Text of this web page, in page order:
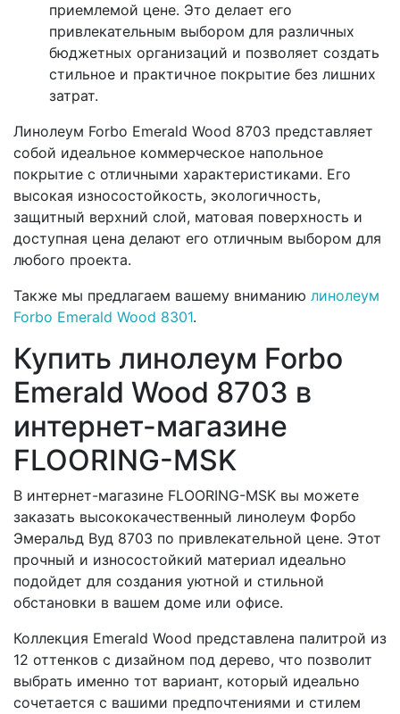
приемлемой цене. Это делает его
привлекательным выбором для различных
бюджетных организаций и позволяет создать
стильное и практичное покрытие без лишних
затрат.
Линолеум Forbo Emerald Wood 8703 представляет
собой идеальное коммерческое напольное
покрытие с отличными характеристиками. Его
высокая износостойкость, экологичность,
защитный верхний слой, матовая поверхность и
доступная цена делают его отличным выбором для
любого проекта.
Также мы предлагаем вашему вниманию линолеум
Forbo Emerald Wood 8301.
Купить линолеум Forbo
Emerald Wood 8703 в
интернет-магазине
FLOORING-MSK
В интернет-магазине FLOORING-MSK вы можете
заказать высококачественный линолеум Форбо
Эмеральд Вуд 8703 по привлекательной цене. Этот
прочный и износостойкий материал идеально
подойдет для создания уютной и стильной
обстановки в вашем доме или офисе.
Коллекция Emerald Wood представлена палитрой из
12 оттенков с дизайном под дерево, что позволит
выбрать именно тот вариант, который идеально
сочетается с вашими предпочтениями и стилем